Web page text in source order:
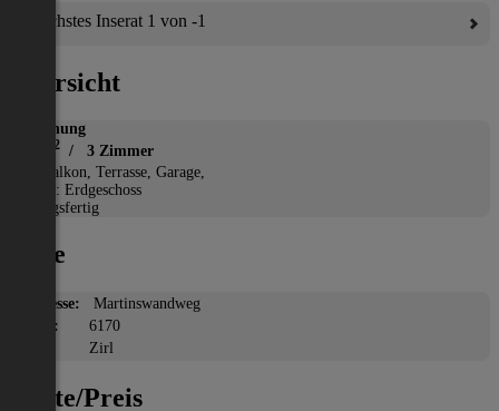
Nächstes Inserat 1 von -1
Übersicht
Wohnung
2 / 3 Zimmer
Balkon, Terrasse, Garage,
Etage: Erdgeschoss
Bezugsfertig
Lage
Adresse:
Martinswandweg
PLZ:
6170
Zirl
Miete/Preis